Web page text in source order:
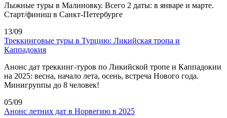
Лыжные туры в Малиновку. Всего 2 даты: в январе и марте.
Старт/финиш в Санкт-Петербурге
13/09
Треккинговые туры в Турцию: Ликийская тропа и
Каппадокия
Анонс дат треккинг-туров по Ликийской тропе и Каппадокии
на 2025: весна, начало лета, осень, встреча Нового года.
Минигруппы до 8 человек!
05/09
Анонс летних дат в Норвегию в 2025